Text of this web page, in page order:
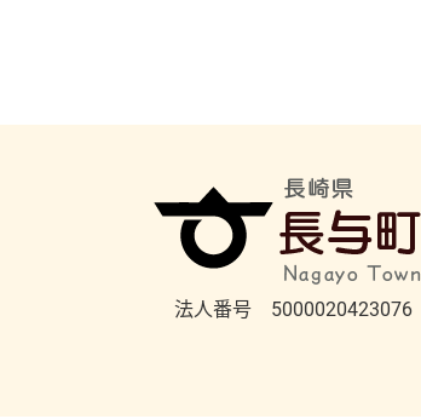
法人番号 5000020423076